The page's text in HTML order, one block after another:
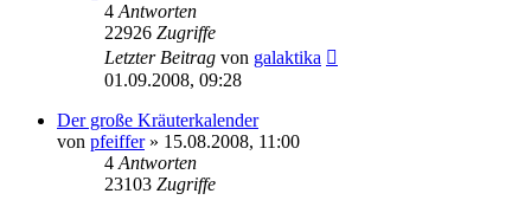
4 Antworten
22926 Zugriffe
Letzter Beitrag von galaktika
01.09.2008, 09:28
Der große Kräuterkalender
von pfeiffer» 15.08.2008, 11:00
4 Antworten
23103 Zugriffe